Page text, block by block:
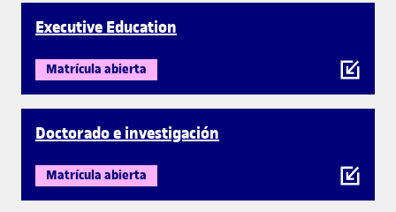
Executive Education
Matrícula abierta
Doctorado e investigación
Matrícula abierta